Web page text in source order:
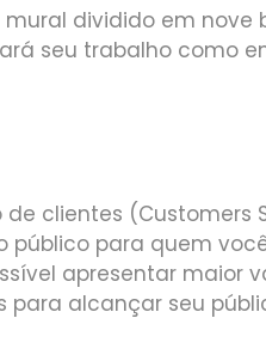
dividido em nove
seu trabalho como
clientes (Customers
público para quem
apresentar maior
para alcançar seu